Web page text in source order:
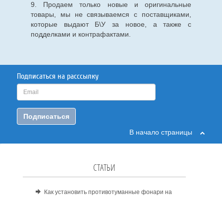
9. Продаем только новые и оригинальные
товары, мы не связываемся с поставщиками,
которые выдают Б\У за новое, а также с
подделками и контрафактами.
Подписаться на расссылку
Подписаться
В начало страницы
СТАТЬИ
Как установить противотуманные фонари на